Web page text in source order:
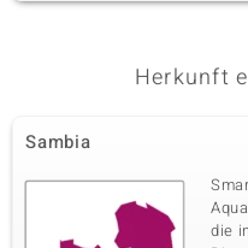
Herkunft
Sambia
die